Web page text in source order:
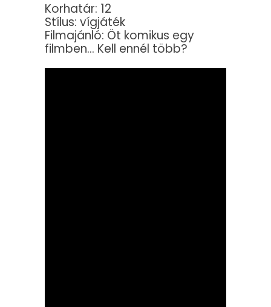
Korhatár: 12
Stílus: vígjáték
Filmajánló: Öt komikus egy
filmben… Kell ennél több?